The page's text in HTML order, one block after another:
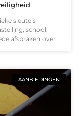
sleutels
school,
afspraken over
AANBIEDINGEN